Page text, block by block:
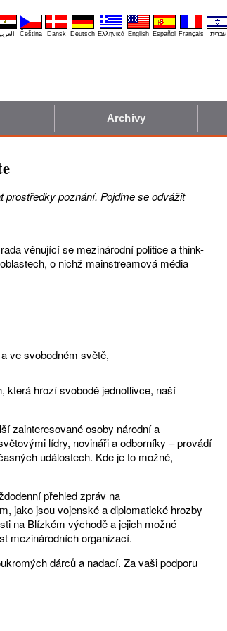
Čeština Dansk Deutsch Ελληνικά English Español Français עברית
Archivy
prostředky poznání. Pojďme se odvážit
věnující se mezinárodní politice a think-
o nichž mainstreamová média
ve svobodném světě,
která hrozí svobodě jednotlivce, naší
zainteresované osoby národní a
lídry, novináři a odborníky – provádí
událostech. Kde je to možné,
přehled zpráv na
jako jsou vojenské a diplomatické hrozby
na Blízkém východě a jejich možné
mezinárodních organizací.
dárců a nadací. Za vaši podporu